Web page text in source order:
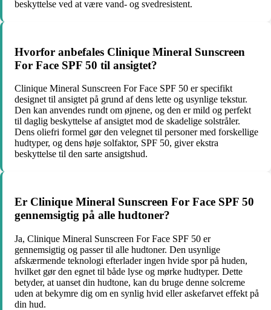
beskyttelse ved at være vand- og svedresistent.
Hvorfor anbefales Clinique Mineral Sunscreen
For Face SPF 50 til ansigtet?
Clinique Mineral Sunscreen For Face SPF 50 er specifikt
designet til ansigtet på grund af dens lette og usynlige tekstur.
Den kan anvendes rundt om øjnene, og den er mild og perfekt
til daglig beskyttelse af ansigtet mod de skadelige solstråler.
Dens oliefri formel gør den velegnet til personer med forskellige
hudtyper, og dens høje solfaktor, SPF 50, giver ekstra
beskyttelse til den sarte ansigtshud.
Er Clinique Mineral Sunscreen For Face SPF 50
gennemsigtig på alle hudtoner?
Ja, Clinique Mineral Sunscreen For Face SPF 50 er
gennemsigtig og passer til alle hudtoner. Den usynlige
afskærmende teknologi efterlader ingen hvide spor på huden,
hvilket gør den egnet til både lyse og mørke hudtyper. Dette
betyder, at uanset din hudtone, kan du bruge denne solcreme
uden at bekymre dig om en synlig hvid eller askefarvet effekt på
din hud.